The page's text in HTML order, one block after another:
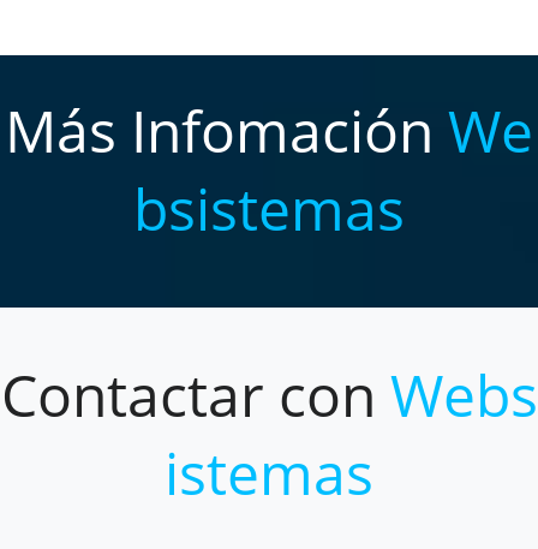
Más Infomación We
bsistemas
Contactar con Webs
istemas